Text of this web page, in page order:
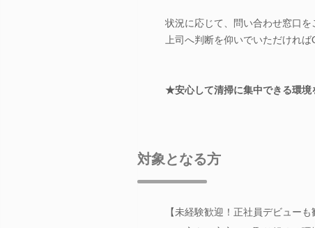
状況に応じて、問い合わせ窓口を
上司へ判断を仰いでいただければ
★安心して清掃に集中できる環
対象となる方
【未経験歓迎！正社員デビュー